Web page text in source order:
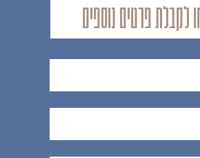
לקבלת פרטים נוספים